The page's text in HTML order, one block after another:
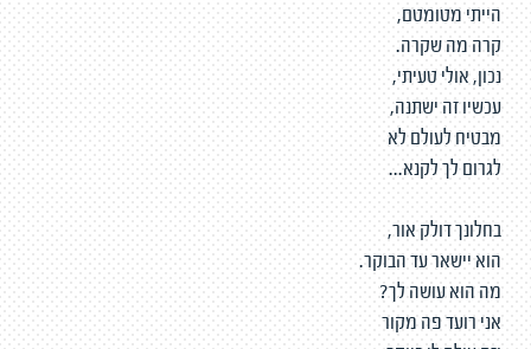
הייתי מטומטם,
קרה מה שקרה.
נכון, אולי טעיתי,
עכשיו זה ישתנה,
מבטיח לעולם לא
לגרום לך לקנא...
בחלונך דולק אור,
הוא יישאר עד הבוקר.
מה הוא עושה לך?
אני רועד פה מקור